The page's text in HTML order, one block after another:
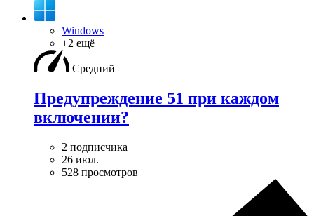
Windows
+2 ещё
Средний
Предупреждение 51 при каждом
включении?
2 подписчика
26 июл.
528 просмотров